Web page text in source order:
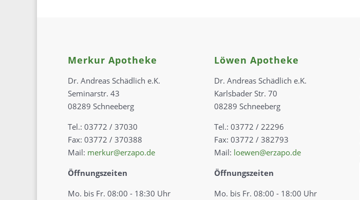
Merkur Apotheke
Dr. Andreas Schädlich e.K.
Seminarstr. 43
08289 Schneeberg
Tel.: 03772 / 37030
Fax: 03772 / 370388
Mail: merkur@erzapo.de
Öffnungszeiten
Mo. bis Fr. 08:00 - 18:30 Uhr
Löwen Apotheke
Dr. Andreas Schädlich e.K.
Karlsbader Str. 70
08289 Schneeberg
Tel.: 03772 / 22296
Fax: 03772 / 382793
Mail: loewen@erzapo.de
Öffnungszeiten
Mo. bis Fr. 08:00 - 18:00 Uhr